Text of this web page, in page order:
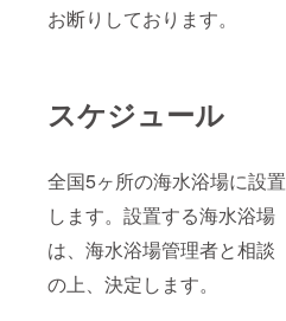
お断りしております。
スケジュール
全国5ヶ所の海水浴場に設置
します。設置する海水浴場
は、海水浴場管理者と相談
の上、決定します。